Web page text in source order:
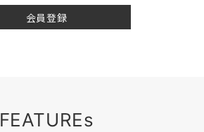
会員登録
FEATUREs